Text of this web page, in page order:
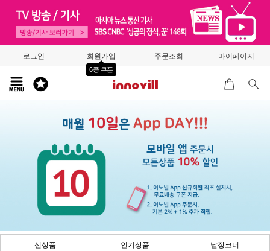
로그인 회원가입
6종 쿠폰
주문조회 마이페이지
신상품 인기상품 낱장코너